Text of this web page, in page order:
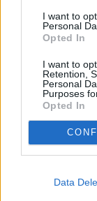
I want to
Personal
Opted In
I want to
Retention,
Personal
Purposes
Opted In
Data